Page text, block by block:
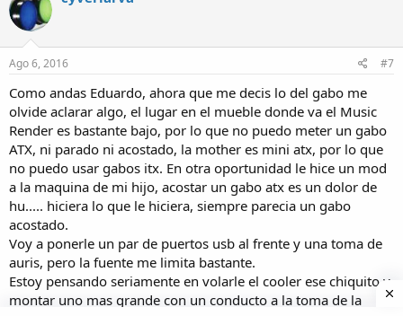
Ago 6, 2016 #7
Como andas Eduardo, ahora que me decis lo del gabo me
olvide aclarar algo, el lugar en el mueble donde va el Music
Render es bastante bajo, por lo que no puedo meter un gabo
ATX, ni parado ni acostado, la mother es mini atx, por lo que
no puedo usar gabos itx. En otra oportunidad le hice un mod
a la maquina de mi hijo, acostar un gabo atx es un dolor de
hu..... hiciera lo que le hiciera, siempre parecia un gabo
acostado.
Voy a ponerle un par de puertos usb al frente y una toma de
auris, pero la fuente me limita bastante.
Estoy pensando seriamente en volarle el cooler ese chiquito y
montar uno mas grande con un conducto a la toma de la